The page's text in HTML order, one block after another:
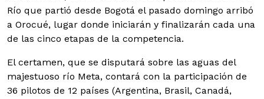
Río que partió desde Bogotá el pasado domingo arribó
a Orocué, lugar donde iniciarán y finalizarán cada una
de las cinco etapas de la competencia.
El certamen, que se disputará sobre las aguas del
majestuoso río Meta, contará con la participación de
36 pilotos de 12 países (Argentina, Brasil, Canadá,